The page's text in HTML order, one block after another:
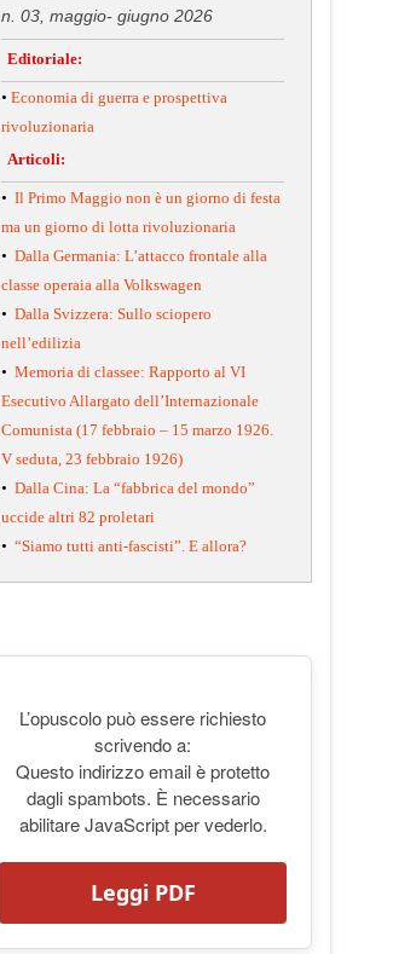
n. 03, maggio- giugno 2026
Editoriale:
• Economia di guerra e prospettiva
rivoluzionaria
Articoli:
• Il Primo Maggio non è un giorno di festa
ma un giorno di lotta rivoluzionaria
• Dalla Germania: L’attacco frontale alla
classe operaia alla Volkswagen
• Dalla Svizzera: Sullo sciopero
nell’edilizia
• Memoria di classee: Rapporto al VI
Esecutivo Allargato dell’Internazionale
Comunista (17 febbraio – 15 marzo 1926.
V seduta, 23 febbraio 1926)
• Dalla Cina: La “fabbrica del mondo”
uccide altri 82 proletari
• “Siamo tutti anti-fascisti”. E allora?
L’opuscolo può essere richiesto
scrivendo a:
Questo indirizzo email è protetto
dagli spambots. È necessario
abilitare JavaScript per vederlo.
Leggi PDF